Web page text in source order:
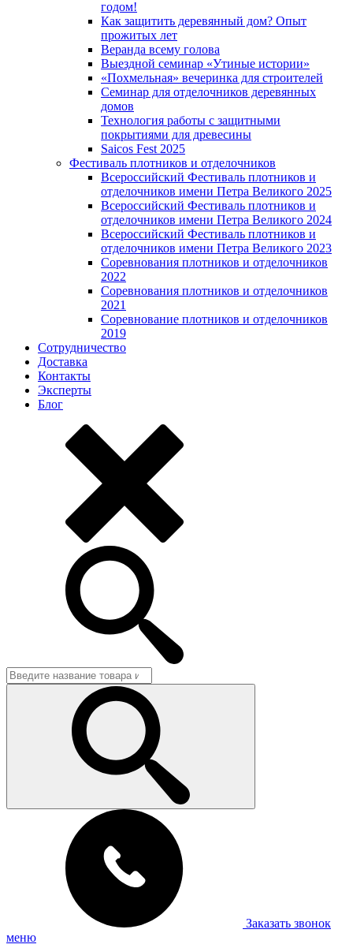
годом!
Как защитить деревянный дом? Опыт
прожитых лет
Веранда всему голова
Выездной семинар «Утиные истории»
«Похмельная» вечеринка для строителей
Семинар для отделочников деревянных
домов
Технология работы с защитными
покрытиями для древесины
Saicos Fest 2025
Фестиваль плотников и отделочников
Всероссийский Фестиваль плотников и
отделочников имени Петра Великого 2025
Всероссийский Фестиваль плотников и
отделочников имени Петра Великого 2024
Всероссийский Фестиваль плотников и
отделочников имени Петра Великого 2023
Соревнования плотников и отделочников
2022
Соревнования плотников и отделочников
2021
Соревнование плотников и отделочников
2019
Сотрудничество
Доставка
Контакты
Эксперты
Блог
Заказать звонок
меню